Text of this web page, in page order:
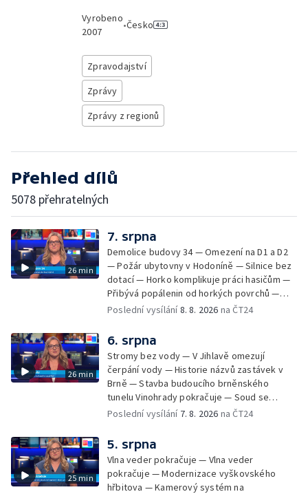
Vyrobeno
2007
•Česko
Zpravodajství
Zprávy
Zprávy z regionů
Přehled dílů
5078 přehratelných
26 min
7. srpna
Demolice budovy 34 — Omezení na D1 a D2
— Požár ubytovny v Hodoníně — Silnice bez
dotací — Horko komplikuje práci hasičům —
Přibývá popálenin od horkých povrchů —
Začíná prodej burčáku — Vedra komplikují
Poslední vysílání8. 8. 2026 na ČT24
26 min
6. srpna
Stromy bez vody — V Jihlavě omezují
čerpání vody — Historie názvů zastávek v
Brně — Stavba budoucího brněnského
tunelu Vinohrady pokračuje — Soud se
žhářem zlínského baru — Odložení bourání
Czech Rally Zlín — Začal 7. ročník festivalu
Pop Messe — Přestavba mostu v Hodoníně
— Fenomén památníčků
Poslední vysílání 7. 8. 2026 na ČT24
25 min
5. srpna
Vlna veder pokračuje — Vlna veder
pokračuje — Modernizace vyškovského
hřbitova — Kamerový systém na